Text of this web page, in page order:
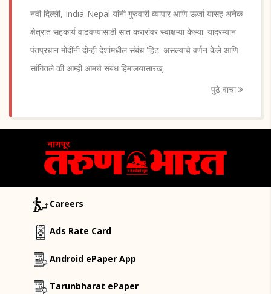
नवी दिल्ली, India-Nepal यांनी गुरुवारी व्यापार आणि ऊर्जा यासह अनेक
क्षेत्रात सहकार्य वाढवण्यासाठी सात करारांवर स्वाक्षऱ्या केल्या. यादरम्यान
पंतप्रधान मोदींनी दोन्ही देशांमधील संबंध 'हिट' असल्याचे वर्णन केले आणि
सांगितले की आम्ही आमचे संबंध हिमालयासारख्
पुढे वाचा
Careers
Ads Rate Card
Android ePaper App
Tarunbharat ePaper